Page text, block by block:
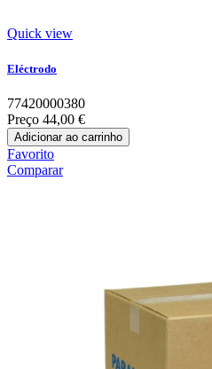
Quick view
Eléctrodo
77420000380
Preço 44,00 €
Adicionar ao carrinho
Favorito
Comparar